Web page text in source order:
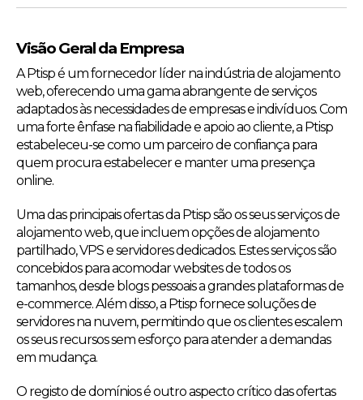
Visão Geral da Empresa
A Ptisp é um fornecedor líder na indústria de alojamento
web, oferecendo uma gama abrangente de serviços
adaptados às necessidades de empresas e indivíduos. Com
uma forte ênfase na fiabilidade e apoio ao cliente, a Ptisp
estabeleceu-se como um parceiro de confiança para
quem procura estabelecer e manter uma presença
online.
Uma das principais ofertas da Ptisp são os seus serviços de
alojamento web, que incluem opções de alojamento
partilhado, VPS e servidores dedicados. Estes serviços são
concebidos para acomodar websites de todos os
tamanhos, desde blogs pessoais a grandes plataformas de
e-commerce. Além disso, a Ptisp fornece soluções de
servidores na nuvem, permitindo que os clientes escalem
os seus recursos sem esforço para atender a demandas
em mudança.
O registo de domínios é outro aspecto crítico das ofertas